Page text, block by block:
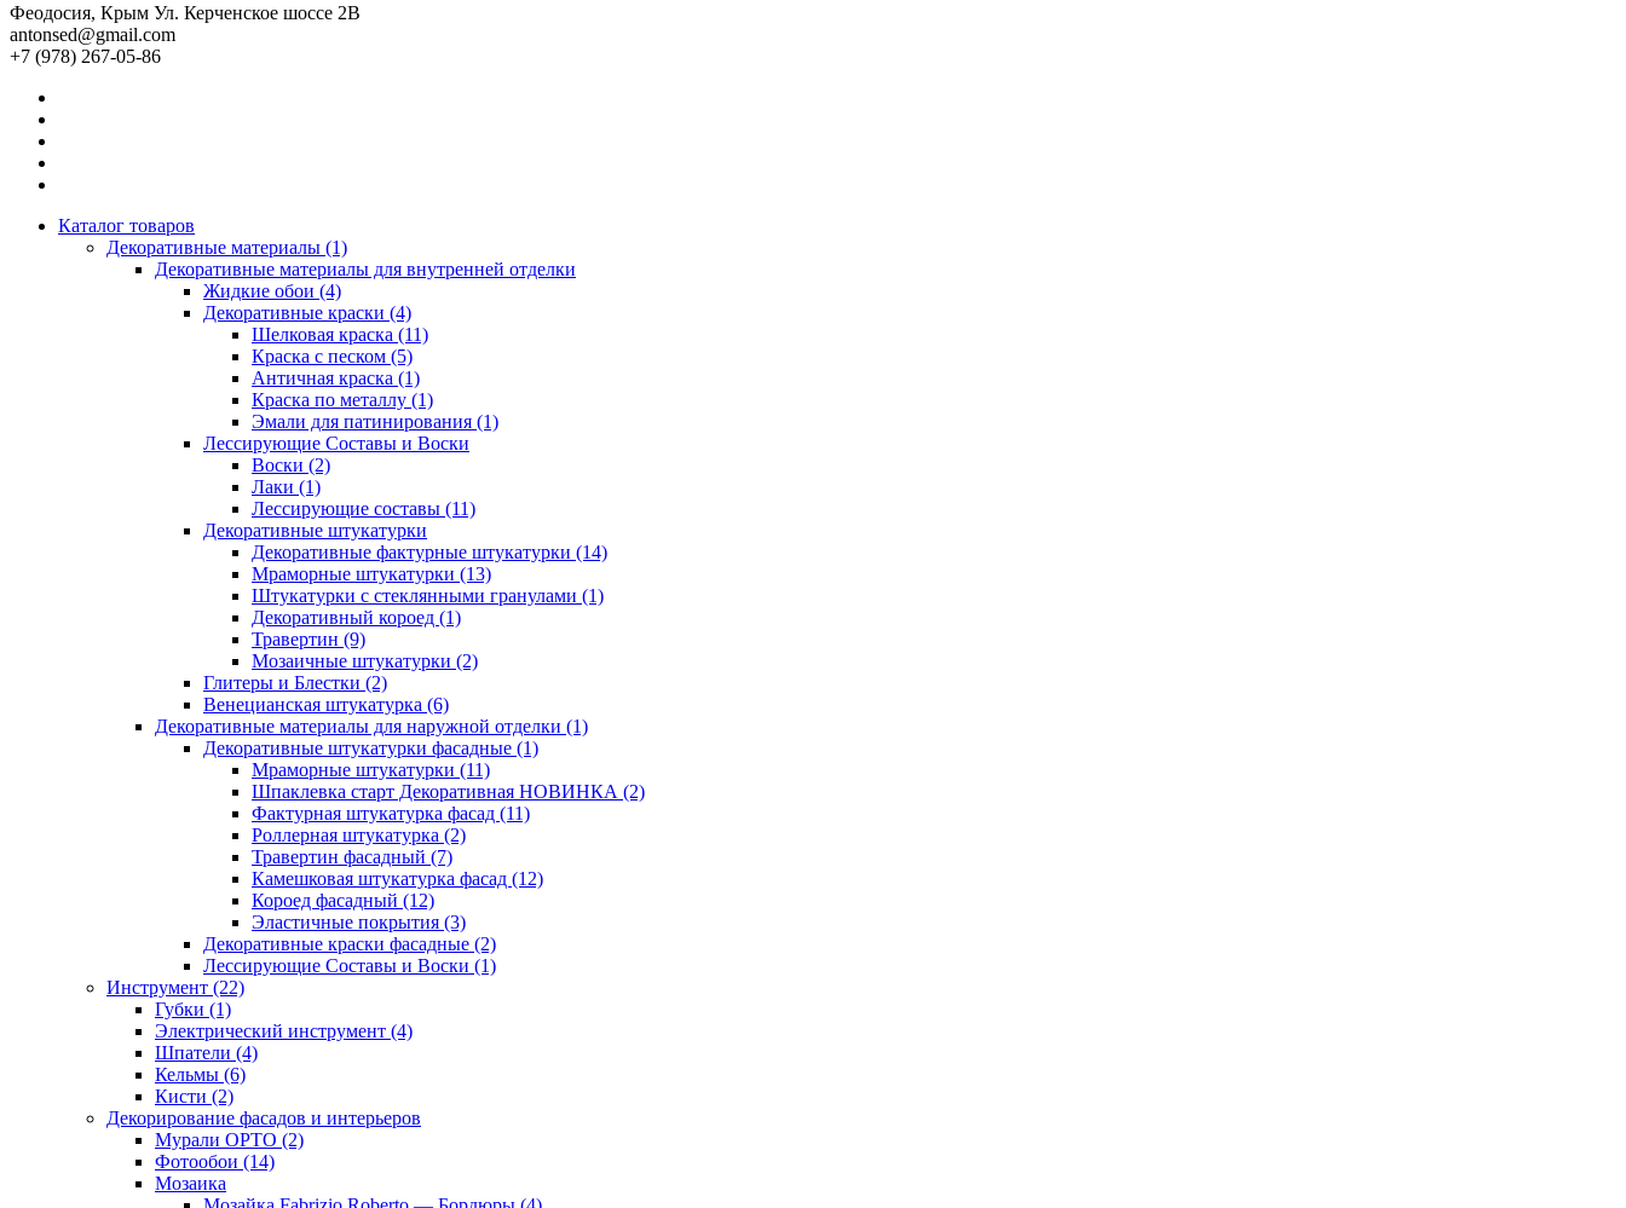
Феодосия, Крым Ул. Керченское шоссе 2В
antonsed@gmail.com
+7 (978) 267-05-86
Каталог товаров
Декоративные материалы (1)
Декоративные материалы для внутренней отделки
Жидкие обои (4)
Декоративные краски (4)
Шелковая краска (11)
Краска с песком (5)
Античная краска (1)
Краска по металлу (1)
Эмали для патинирования (1)
Лессирующие Составы и Воски
Воски (2)
Лаки (1)
Лессирующие составы (11)
Декоративные штукатурки
Декоративные фактурные штукатурки (14)
Мраморные штукатурки (13)
Штукатурки с стеклянными гранулами (1)
Декоративный короед (1)
Травертин (9)
Мозаичные штукатурки (2)
Глитеры и Блестки (2)
Венецианская штукатурка (6)
Декоративные материалы для наружной отделки (1)
Декоративные штукатурки фасадные (1)
Мраморные штукатурки (11)
Шпаклевка старт Декоративная НОВИНКА (2)
Фактурная штукатурка фасад (11)
Роллерная штукатурка (2)
Травертин фасадный (7)
Камешковая штукатурка фасад (12)
Короед фасадный (12)
Эластичные покрытия (3)
Декоративные краски фасадные (2)
Лессирующие Составы и Воски (1)
Инструмент (22)
Губки (1)
Электрический инструмент (4)
Шпатели (4)
Кельмы (6)
Кисти (2)
Декорирование фасадов и интерьеров
Мурали ОРТО (2)
Фотообои (14)
Мозаика